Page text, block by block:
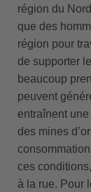
région du
que des
région pour
de supporter
beaucoup
peuvent
entraînent
des mines
ces
à la rue. Pour